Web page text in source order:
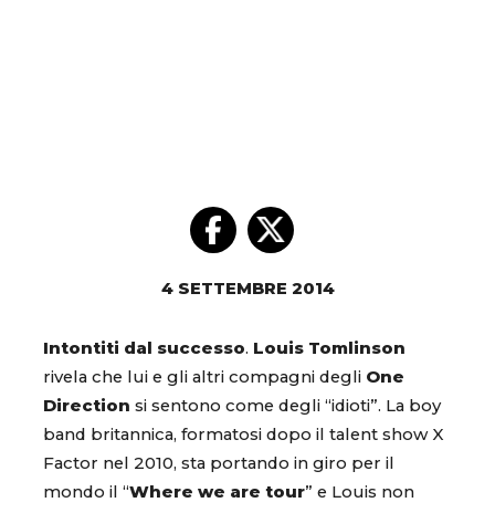
4 SETTEMBRE 2014
Intontiti dal successo. Louis Tomlinson
rivela che lui e gli altri compagni degli One
Direction si sentono come degli “idioti”. La boy
band britannica, formatosi dopo il talent show X
Factor nel 2010, sta portando in giro per il
mondo il “Where we are tour” e Louis non